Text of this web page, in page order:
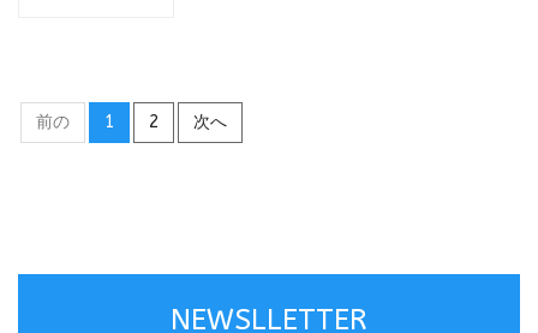
前の 1 2 次へ
NEWSLLETTER